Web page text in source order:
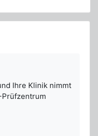
Ihre Klinik nimmt
Prüfzentrum